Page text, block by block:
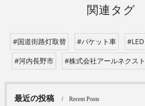
関連タグ
#国道街路灯取替 #バケット車 #LED
#河内長野市 #株式会社アールネクスト
最近の投稿 Recent Posts